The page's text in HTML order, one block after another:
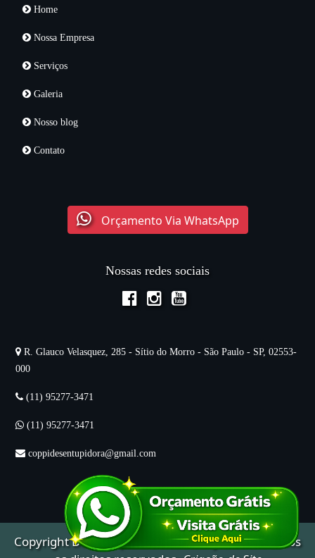
Home
Nossa Empresa
Serviços
Galeria
Nosso blog
Contato
Orçamento Via WhatsApp
Nossas redes sociais
R. Glauco Velasquez, 285 - Sítio do Morro - São Paulo - SP, 02553-
000
(11) 95277-3471
(11) 95277-3471
coppidesentupidora@gmail.com
CopyrightDesentupidora
Mitsubishy © 2025. Todos